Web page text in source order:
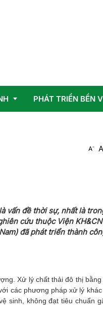
PHÁT TRIỂN BỀN
A- A
vấn đề thời sự, nhất là
cứu thuộc Viện
đã phát triển thành
Xử lý chất thải đô thị
các phương pháp xử lý
sinh, không đạt tiêu chuẩn